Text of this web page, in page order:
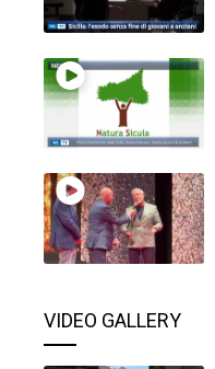
VIDEO GALLERY